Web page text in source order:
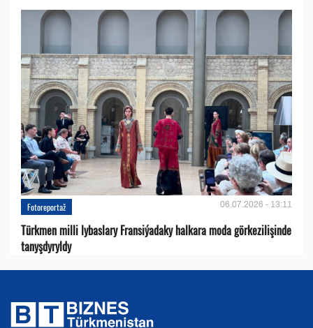
Fotoreportaž 06.07.2026 - 13:11
Türkmen milli lybaslary Fransiýadaky halkara moda görkezilişinde
tanyşdyryldy